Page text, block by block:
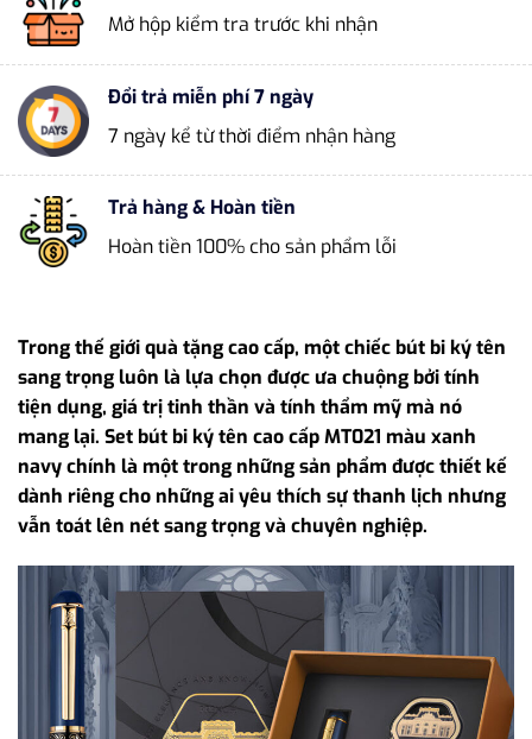
Mở hộp kiểm tra trước khi nhận
Đổi trả miễn phí 7 ngày
7 ngày kể từ thời điểm nhận hàng
Trả hàng & Hoàn tiền
Hoàn tiền 100% cho sản phẩm lỗi
Trong thế giới quà tặng cao cấp, một chiếc bút bi ký tên
sang trọng luôn là lựa chọn được ưa chuộng bởi tính
tiện dụng, giá trị tinh thần và tính thẩm mỹ mà nó
mang lại. Set bút bi ký tên cao cấp MT021 màu xanh
navy chính là một trong những sản phẩm được thiết kế
dành riêng cho những ai yêu thích sự thanh lịch nhưng
vẫn toát lên nét sang trọng và chuyên nghiệp.